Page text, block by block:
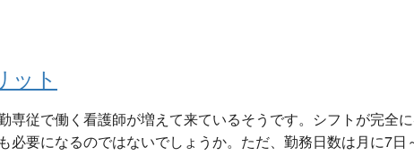
ット
専従で働く看護師が増えて来ているそうです。シフトが完全
必要になるのではないでしょうか。ただ、勤務日数は月に7日